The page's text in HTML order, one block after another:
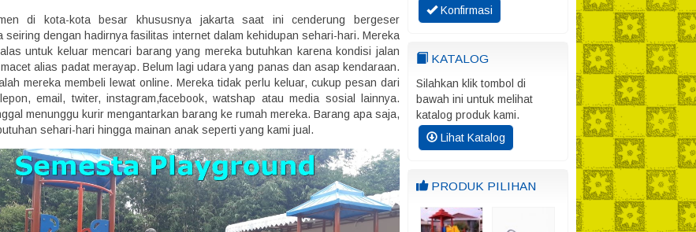
di kota-kota besar khususnya jakarta saat ini cenderung bergeser
seiring dengan hadirnya fasilitas internet dalam kehidupan sehari-hari. Mereka
untuk keluar mencari barang yang mereka butuhkan karena kondisi jalan
alias padat merayap. Belum lagi udara yang panas dan asap kendaraan.
mereka membeli lewat online. Mereka tidak perlu keluar, cukup pesan dari
email, twiter, instagram,facebook, watshap atau media sosial lainnya.
menunggu kurir mengantarkan barang ke rumah mereka. Barang apa saja,
sehari-hari hingga mainan anak seperti yang kami jual.
Konfirmasi
KATALOG
Silahkan klik tombol di
bawah ini untuk melihat
katalog produk kami.
Lihat Katalog
PRODUK PILIHAN